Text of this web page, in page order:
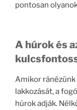
pontosan
A húrok és
Amikor
lakkozását, a
húrok adják.